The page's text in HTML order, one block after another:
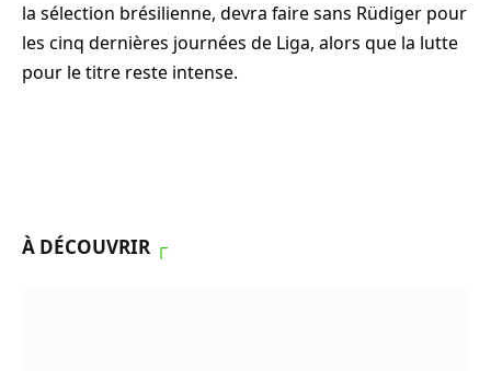
la sélection brésilienne, devra faire sans Rüdiger pour
les cinq dernières journées de Liga, alors que la lutte
pour le titre reste intense.
À DÉCOUVRIR ┌